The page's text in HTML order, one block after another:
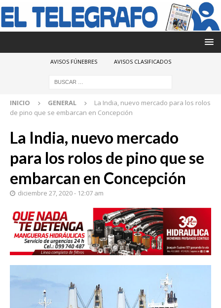
AVISOS FÚNEBRES AVISOS CLASIFICADOS
INICIO GENERAL
La India, nuevo mercado para los rolos
de pino que se embarcan en Concepción
La India, nuevo mercado
para los rolos de pino que se
embarcan en Concepción
diciembre 27, 2020 - 12:07 am